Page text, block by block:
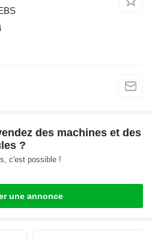
des machines et des
?
c'est possible !
une annonce